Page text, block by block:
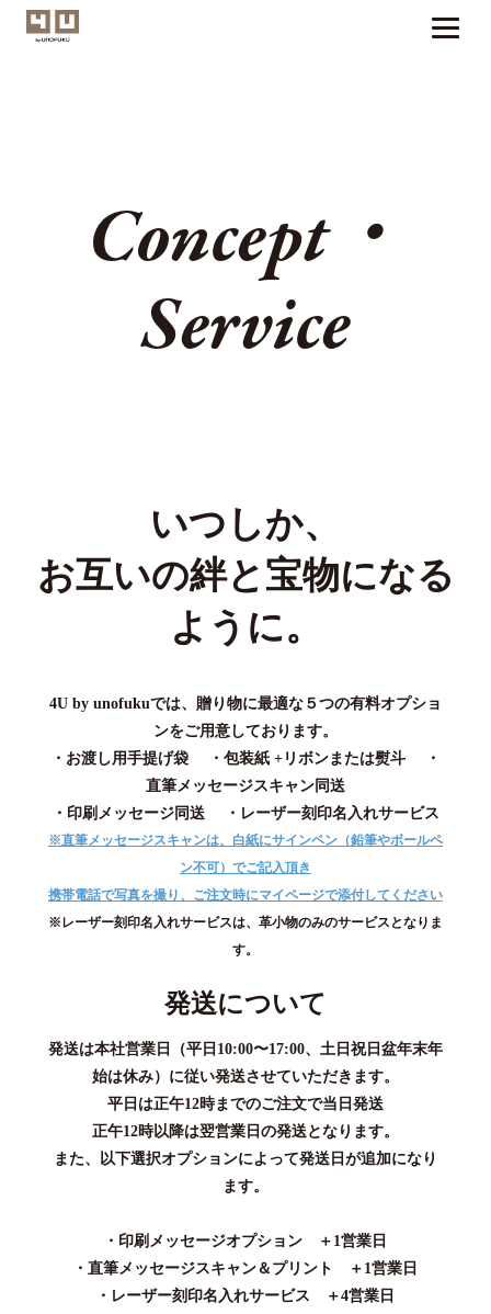
Concept・
Service
いつしか、
お互いの絆と宝物になる
ように。
4U by unofukuでは、贈り物に最適な５つの有料オプショ
ンをご用意しております。
・お渡し用手提げ袋 ・包装紙 +リボンまたは熨斗 ・
直筆メッセージスキャン同送
・印刷メッセージ同送 ・レーザー刻印名入れサービス
※直筆メッセージスキャンは、白紙にサインペン（鉛筆やボールペ
ン不可）でご記入頂き
携帯電話で写真を撮り、ご注文時にマイページで添付してください
※レーザー刻印名入れサービスは、革小物のみのサービスとなりま
す。
発送について
発送は本社営業日（平日10:00〜17:00、土日祝日盆年末年
始は休み）に従い発送させていただきます。
平日は正午12時までのご注文で当日発送
正午12時以降は翌営業日の発送となります。
また、以下選択オプションによって発送日が追加になり
ます。
・印刷メッセージオプション ＋1営業日
・直筆メッセージスキャン＆プリント ＋1営業日
・レーザー刻印名入れサービス ＋4営業日